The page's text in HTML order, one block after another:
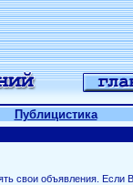
Публицистика
свои объявления.